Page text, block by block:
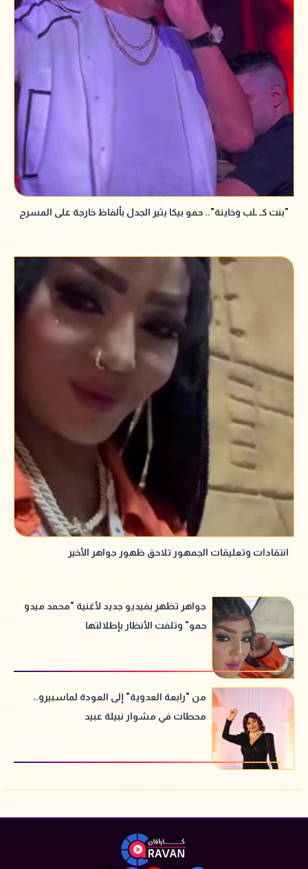
"بنت كـ ـلب وخاينة".. حمو بيكا يثير الجدل بألفاظ خارجة على المسرح
انتقادات وتعليقات الجمهور تلاحق ظهور جواهر الأخير
جواهر تظهر بفيديو جديد لأغنية "محمد ميدو
حمو" وتلفت الأنظار بإطلالتها
من "رابعة العدوية" إلى العودة لماسبيرو..
محطات في مشوار نبيلة عبيد